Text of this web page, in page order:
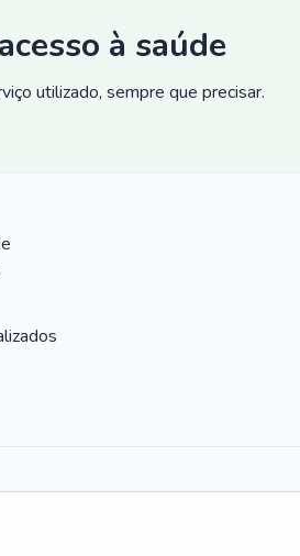
à saúde
utilizado, sempre que precisar.